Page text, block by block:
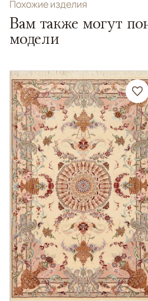
Похожие изделия
Вам также могут
модели